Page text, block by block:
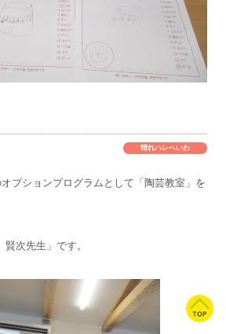
晴れハレへいわ
プションプログラムとして「陶芸教室」を
次先生」です。